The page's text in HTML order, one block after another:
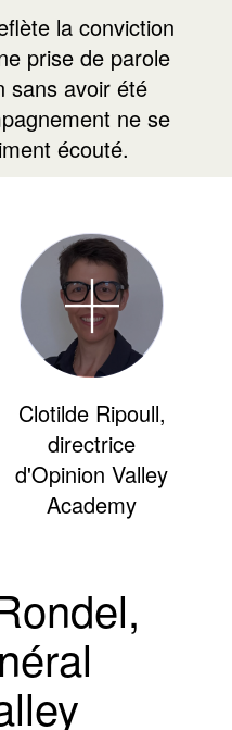
la conviction
prise de parole
sans avoir été
ne se
écouté.
Clotilde Ripoull,
directrice
d'Opinion Valley
Academy